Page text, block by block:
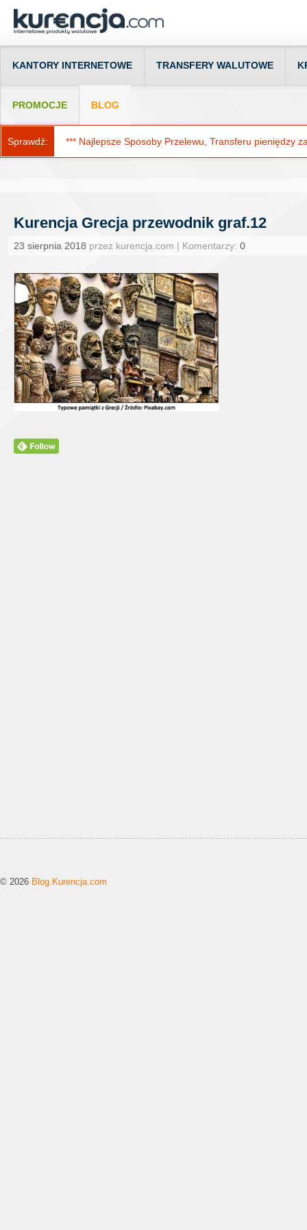
KANTORY INTERNETOWE TRANSFERY WALUTOWE
PROMOCJE BLOG
Sprawdź: *** Najlepsze Sposoby Przelewu, Transferu pieniędzy
Kurencja Grecja przewodnik graf.12
23 sierpnia 2018 przez kurencja.com | Komentarzy: 0
© 2026 Blog.Kurencja.com